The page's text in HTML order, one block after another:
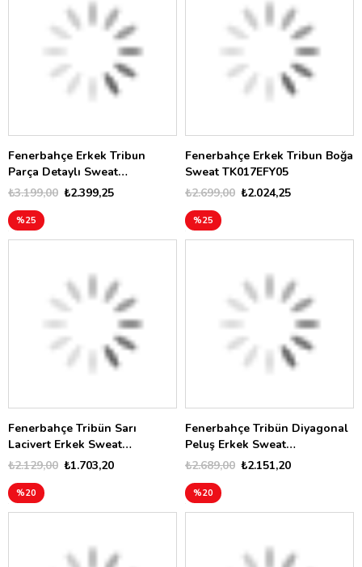
Fenerbahçe Erkek Tribun
Parça Detaylı Sweat
TK017EFY07₺2.399,25
₺3.199,00
%25
Fenerbahçe Erkek Tribun Boğa
Sweat TK017EFY05
₺2.024,25
₺2.699,00
%25
Fenerbahçe Tribün Sarı
Lacivert Erkek Sweat
TK017EFK13₺1.703,20
₺2.129,00
%20
Fenerbahçe Tribün Diyagonal
Peluş Erkek Sweat
TK017EFK18₺2.151,20
₺2.689,00
%20